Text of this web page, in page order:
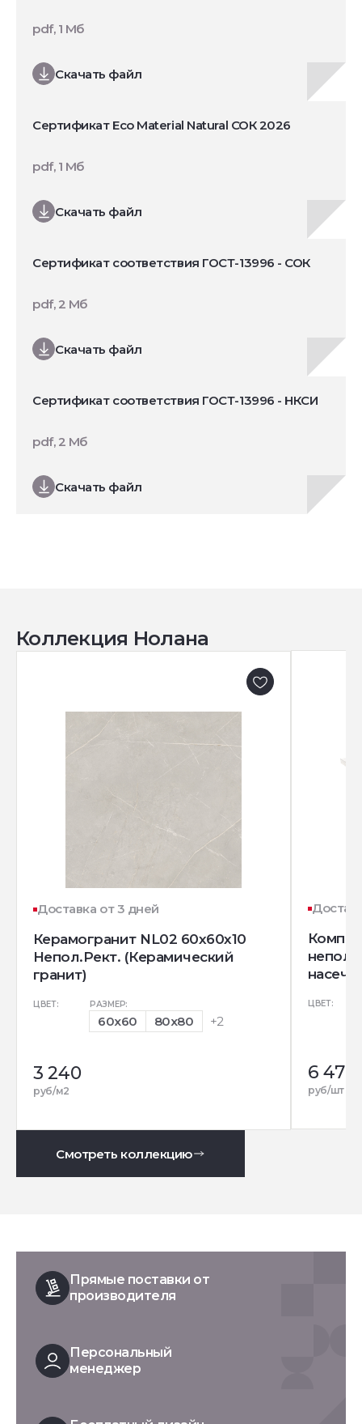
Скачать файл
pdf, 1 Мб
Сертификат Eco Material Natural СОК 2026
Скачать файл
pdf, 1 Мб
Сертификат соответствия ГОСТ-13996 - СОК
Скачать файл
pdf, 2 Мб
Сертификат соответствия ГОСТ-13996 - НКСИ
Скачать файл
pdf, 2 Мб
Коллекция Нолана
Доставка от 3 дней
Керамогранит NL02 60x60x10
Непол.Рект. (Керамический
гранит)
ЦВЕТ: РАЗМЕР:
60x60 80x80 +2
3 240
руб/м2
непол.
ЦВЕТ:
6 470
руб/шт
Смотреть коллекцию
Прямые поставки от
производителя
Персональный
менеджер